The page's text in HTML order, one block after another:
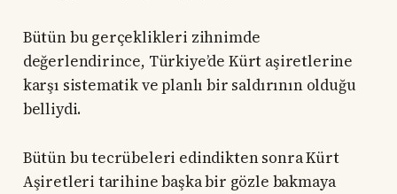
Bütün bu gerçeklikleri zihnimde
değerlendirince, Türkiye’de Kürt aşiretlerine
karşı sistematik ve planlı bir saldırının olduğu
belliydi.
Bütün bu tecrübeleri edindikten sonra Kürt
Aşiretleri tarihine başka bir gözle bakmaya